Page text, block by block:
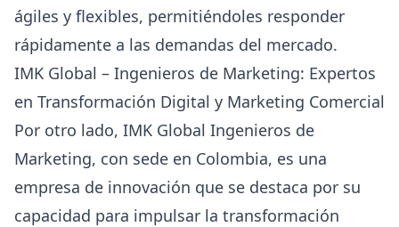
ágiles y flexibles, permitiéndoles responder
rápidamente a las demandas del mercado.
IMK Global – Ingenieros de Marketing: Expertos
en Transformación Digital y Marketing Comercial
Por otro lado, IMK Global Ingenieros de
Marketing, con sede en Colombia, es una
empresa de innovación que se destaca por su
capacidad para impulsar la transformación